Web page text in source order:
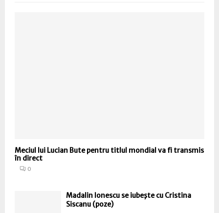
Meciul lui Lucian Bute pentru titlul mondial va fi transmis
în direct
0
Madalin Ionescu se iubeşte cu Cristina
Siscanu (poze)